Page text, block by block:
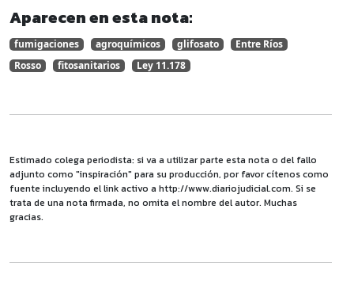
Aparecen en esta nota:
fumigaciones agroquímicos glifosato
Entre Ríos
Rosso
fitosanitarios Ley 11.178
Estimado colega periodista: si va a utilizar parte esta nota o del fallo
adjunto como "inspiración" para su producción, por favor cítenos como
fuente incluyendo el link activo a http://www.diariojudicial.com. Si se
trata de una nota firmada, no omita el nombre del autor. Muchas
gracias.